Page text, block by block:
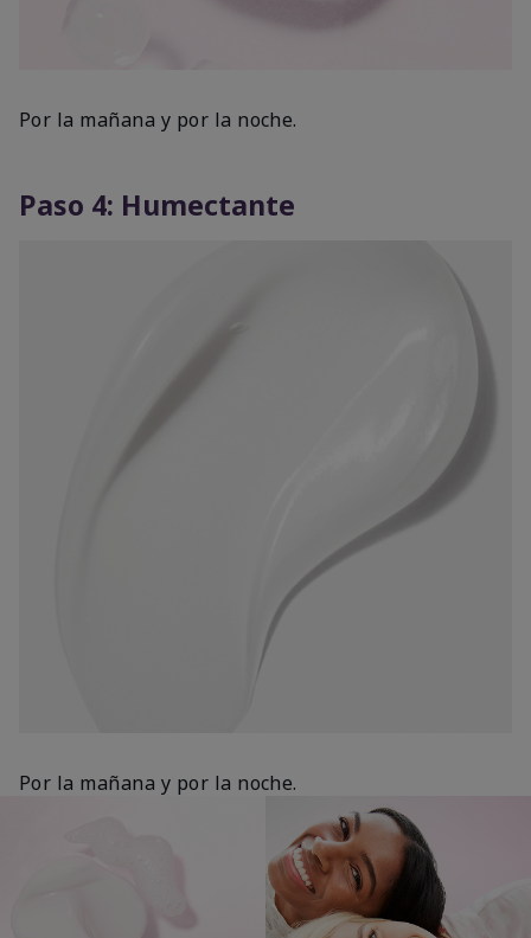
Por la mañana y por la noche.
Paso 4: Humectante
Por la mañana y por la noche.